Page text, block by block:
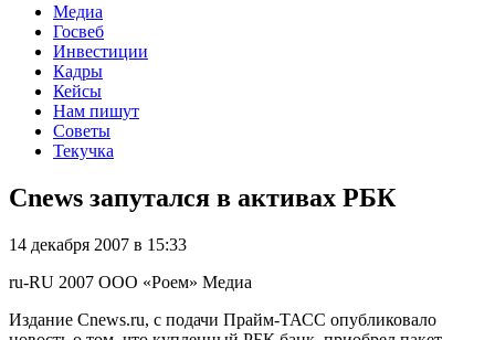
Медиа
Госвеб
Инвестиции
Кадры
Кейсы
Нам пишут
Советы
Текучка
Cnews запутался в активах РБК
14 декабря 2007 в 15:33
ru-RU 2007 ООО «Роем» Медиа
Издание Cnews.ru, с подачи Прайм-ТАСС опубликовало